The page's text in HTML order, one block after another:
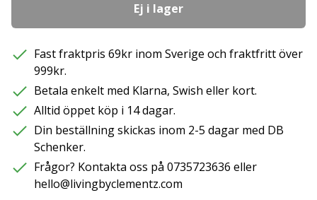
Ej i lager
Fast fraktpris 69kr inom Sverige och fraktfritt över
999kr.
Betala enkelt med Klarna, Swish eller kort.
Alltid öppet köp i 14 dagar.
Din beställning skickas inom 2-5 dagar med DB
Schenker.
Frågor? Kontakta oss på 0735723636 eller
hello@livingbyclementz.com